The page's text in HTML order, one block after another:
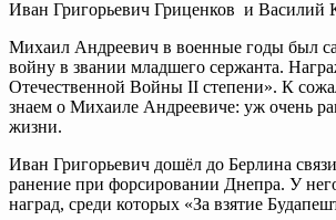
Иван Григорьевич Гриценков и Василий
Михаил Андреевич в военные годы был
войну в звании младшего сержанта.
Отечественной Войны II степени». К
знаем о Михаиле Андреевиче: уж очень
жизни.
Иван Григорьевич дошёл до Берлина
ранение при форсировании Днепра. У
наград, среди которых «За взятие